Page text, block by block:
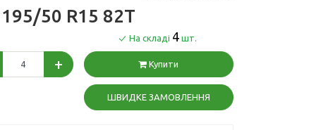
50 R15 82T
+
На складі 4шт.
Купити
ШВИДКЕ ЗАМОВЛЕННЯ